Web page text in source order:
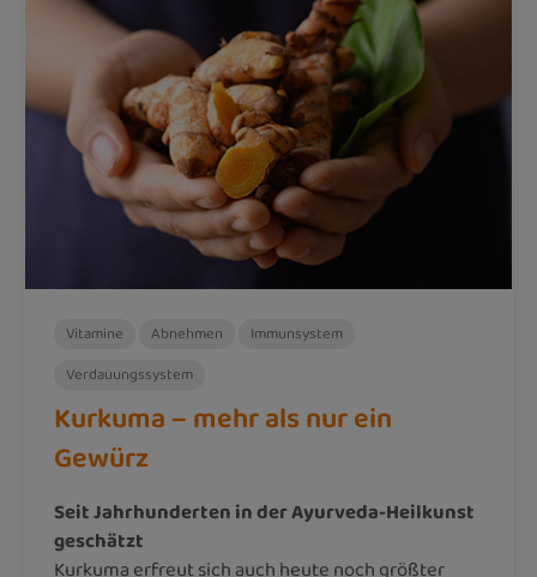
Vitamine Abnehmen
Immunsystem
Verdauungssystem
Kurkuma – mehr als nur ein
Gewürz
Seit Jahrhunderten in der Ayurveda-Heilkunst
geschätzt
Kurkuma erfreut sich auch heute noch größter